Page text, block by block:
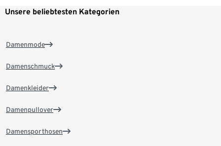
Unsere beliebtesten Kategorien
Damenmode
Damenschmuck
Damenkleider
Damenpullover
Damensporthosen